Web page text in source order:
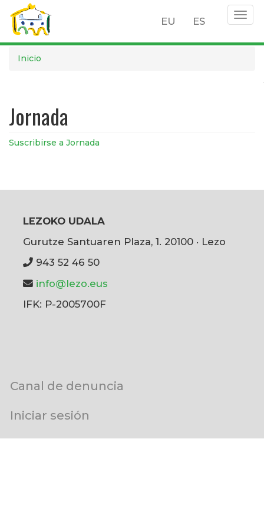
EU ES
Inicio
Jornada
Suscribirse a Jornada
LEZOKO UDALA
Gurutze Santuaren Plaza, 1. 20100 · Lezo
943 52 46 50
info@lezo.eus
IFK: P-2005700F
account
menu
Canal de denuncia
Iniciar sesión